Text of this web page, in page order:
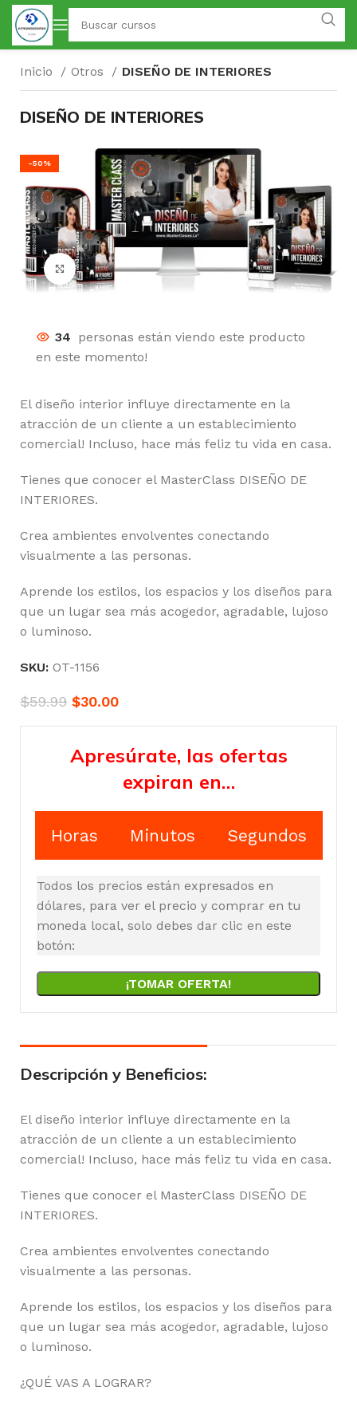
Inicio Otros DISEÑO DE INTERIORES
DISEÑO DE INTERIORES
-50%
Click para agrandar
34 personas están viendo este producto
en este momento!
El diseño interior influye directamente en la
atracción de un cliente a un establecimiento
comercial! Incluso, hace más feliz tu vida en casa.
Tienes que conocer el MasterClass DISEÑO DE
INTERIORES.
Crea ambientes envolventes conectando
visualmente a las personas.
Aprende los estilos, los espacios y los diseños para
que un lugar sea más acogedor, agradable, lujoso
o luminoso.
SKU: OT-1156
$59.99 $30.00
Apresúrate, las ofertas
expiran en…
Horas Minutos Segundos
Todos los precios están expresados en
dólares, para ver el precio y comprar en tu
moneda local, solo debes dar clic en este
botón:
¡TOMAR OFERTA!
Descripción y Beneficios:
El diseño interior influye directamente en la
atracción de un cliente a un establecimiento
comercial! Incluso, hace más feliz tu vida en casa.
Tienes que conocer el MasterClass DISEÑO DE
INTERIORES.
Crea ambientes envolventes conectando
visualmente a las personas.
Aprende los estilos, los espacios y los diseños para
que un lugar sea más acogedor, agradable, lujoso
o luminoso.
¿QUÉ VAS A LOGRAR?